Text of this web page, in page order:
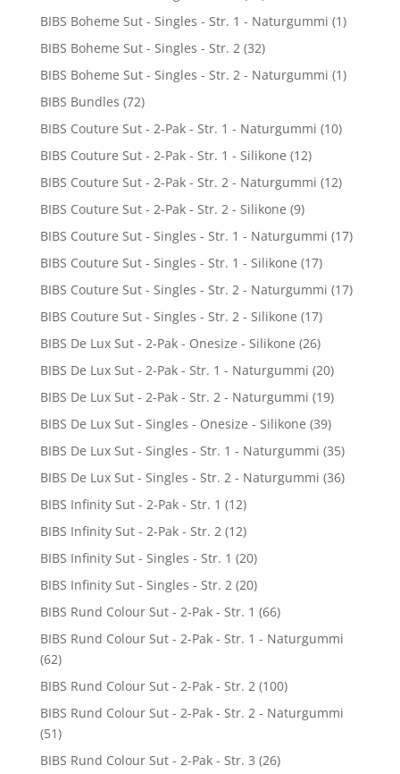
BIBS Boheme Sut - Singles - Str. 1 - Naturgummi (1)
BIBS Boheme Sut - Singles - Str. 2 (32)
BIBS Boheme Sut - Singles - Str. 2 - Naturgummi (1)
BIBS Bundles (72)
BIBS Couture Sut - 2-Pak - Str. 1 - Naturgummi (10)
BIBS Couture Sut - 2-Pak - Str. 1 - Silikone (12)
BIBS Couture Sut - 2-Pak - Str. 2 - Naturgummi (12)
BIBS Couture Sut - 2-Pak - Str. 2 - Silikone (9)
BIBS Couture Sut - Singles - Str. 1 - Naturgummi (17)
BIBS Couture Sut - Singles - Str. 1 - Silikone (17)
BIBS Couture Sut - Singles - Str. 2 - Naturgummi (17)
BIBS Couture Sut - Singles - Str. 2 - Silikone (17)
BIBS De Lux Sut - 2-Pak - Onesize - Silikone (26)
BIBS De Lux Sut - 2-Pak - Str. 1 - Naturgummi (20)
BIBS De Lux Sut - 2-Pak - Str. 2 - Naturgummi (19)
BIBS De Lux Sut - Singles - Onesize - Silikone (39)
BIBS De Lux Sut - Singles - Str. 1 - Naturgummi (35)
BIBS De Lux Sut - Singles - Str. 2 - Naturgummi (36)
BIBS Infinity Sut - 2-Pak - Str. 1 (12)
BIBS Infinity Sut - 2-Pak - Str. 2 (12)
BIBS Infinity Sut - Singles - Str. 1 (20)
BIBS Infinity Sut - Singles - Str. 2 (20)
BIBS Rund Colour Sut - 2-Pak - Str. 1 (66)
BIBS Rund Colour Sut - 2-Pak - Str. 1 - Naturgummi
(62)
BIBS Rund Colour Sut - 2-Pak - Str. 2 (100)
BIBS Rund Colour Sut - 2-Pak - Str. 2 - Naturgummi
(51)
BIBS Rund Colour Sut - 2-Pak - Str. 3 (26)